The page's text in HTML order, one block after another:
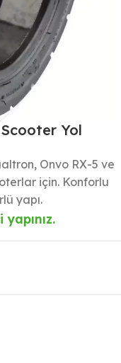
Yol
Onvo RX-5 ve
için. Konforlu
yapı.